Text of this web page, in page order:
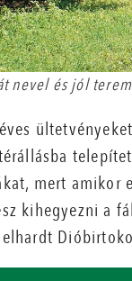
nevel és jól
mert amikor
kihegyezni a